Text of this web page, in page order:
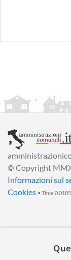
© Copyright
Informazioni sul
Cookies • Time 0.0185